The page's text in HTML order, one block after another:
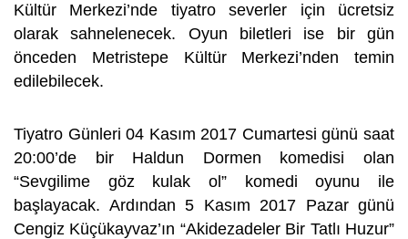
Kültür Merkezi’nde tiyatro severler için ücretsiz
olarak sahnelenecek. Oyun biletleri ise bir gün
önceden Metristepe Kültür Merkezi’nden temin
edilebilecek.
Tiyatro Günleri 04 Kasım 2017 Cumartesi günü saat
20:00’de bir Haldun Dormen komedisi olan
“Sevgilime göz kulak ol” komedi oyunu ile
başlayacak. Ardından 5 Kasım 2017 Pazar günü
Cengiz Küçükayvaz’ın “Akidezadeler Bir Tatlı Huzur”